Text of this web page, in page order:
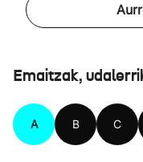
Emaitzak,
A B C